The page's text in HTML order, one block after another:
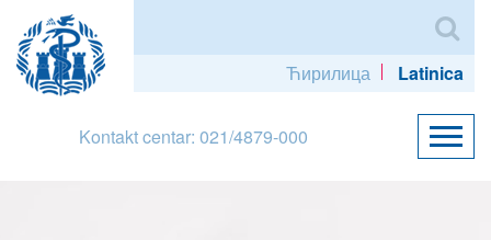
Ћирилица Latinica
Kontakt centar: 021/4879-000